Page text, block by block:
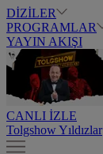
DİZİLER
PROGRAMLAR
YAYIN AKIŞI
CANLI İZLE
Tolgshow Yıldızlar